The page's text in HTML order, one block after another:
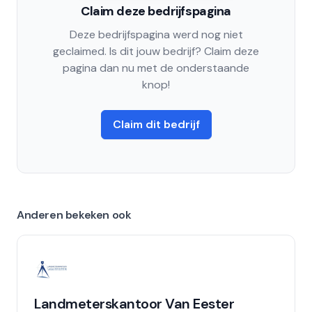
Claim deze bedrijfspagina
Deze bedrijfspagina werd nog niet
geclaimed. Is dit jouw bedrijf? Claim deze
pagina dan nu met de onderstaande
knop!
Claim dit bedrijf
Anderen bekeken ook
Landmeterskantoor Van Eester